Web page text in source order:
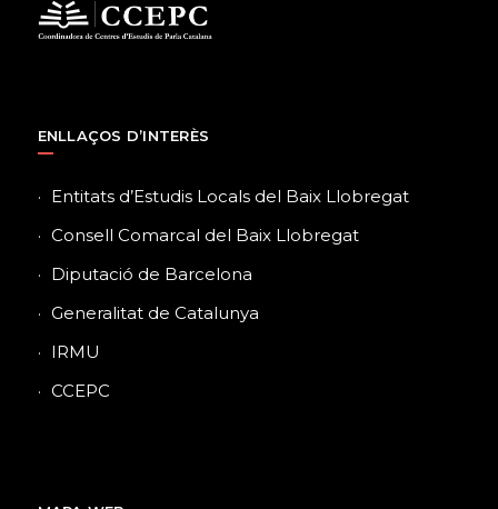
ENLLAÇOS D’INTERÈS
Entitats d’Estudis Locals del Baix Llobregat
Consell Comarcal del Baix Llobregat
Diputació de Barcelona
Generalitat de Catalunya
IRMU
CCEPC